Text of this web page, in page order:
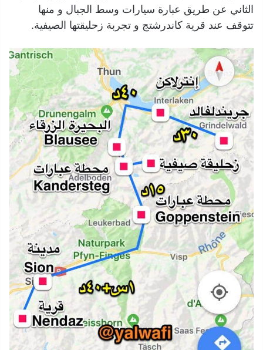
الثاني عن طريق عبارة سيارات وسط الجبال و منها
تتوقف عند قرية كاندرشتج و تجربة زحليقتها الصيفية.